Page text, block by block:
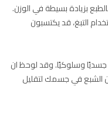
بزيادة بسيطة في الوزن.
التبغ، قد يكتسبون
وسلوكيًا. وقد لوحظ ان
الشبع في جسمك لتقليل